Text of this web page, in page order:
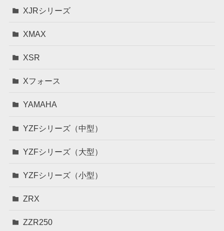
XJRシリーズ
XMAX
XSR
Xフォース
YAMAHA
YZFシリーズ（中型）
YZFシリーズ（大型）
YZFシリーズ（小型）
ZRX
ZZR250